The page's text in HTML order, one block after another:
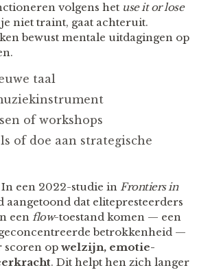
volgens het use it or lose
niet traint, gaat achteruit.
bewust mentale uitdagingen op
taal
of workshops
of doe aan strategische
In een 2022-studie in Frontiers in
aangetoond dat elitepresteerders
een flow-toestand komen — een
betrokkenheid —
scoren op welzijn, emotie-
. Dit helpt hen zich langer